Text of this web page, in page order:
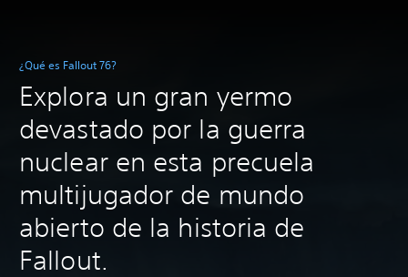
¿Qué es Fallout 76?
Explora un gran yermo
devastado por la guerra
nuclear en esta precuela
multijugador de mundo
abierto de la historia de
Fallout.